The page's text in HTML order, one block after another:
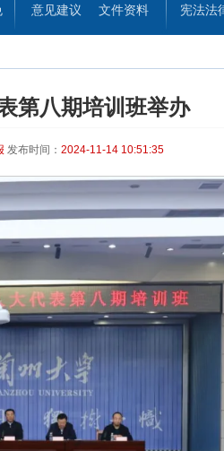
意见建议
文件资料
宪法法
第八期培训班举办
发布时间： 2024-11-14 10:51:35